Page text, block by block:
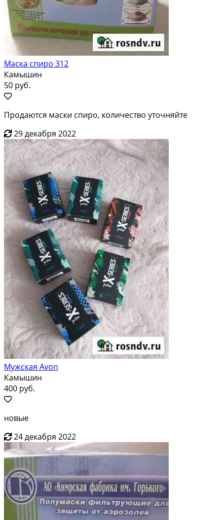
Маска спиро 312
Камышин
50 руб.
Продаются маски спиро, количество уточняйте
29 декабря 2022
Мужская Avon
Камышин
400 руб.
новые
24 декабря 2022